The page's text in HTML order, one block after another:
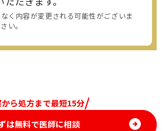
く内容が変更される可能性がございま
い。
ら処方まで最短15分
は無料で医師に相談